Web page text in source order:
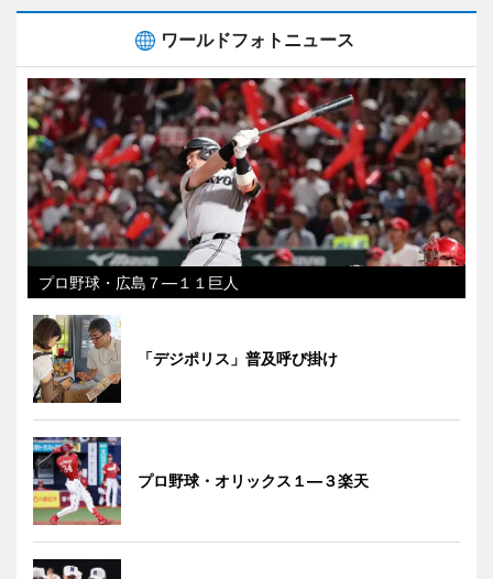
ワールドフォトニュース
プロ野球・広島７―１１巨人
「デジポリス」普及呼び掛け
プロ野球・オリックス１―３楽天